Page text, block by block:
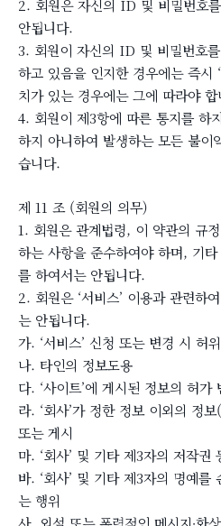
2. 회원은 자신의 ID 및 비밀번호
안됩니다.
3. 회원이 자신의 ID 및 비밀번호
하고 있음을 인지한 경우에는 즉시
치가 있는 경우에는 그에 따라야 합
4. 회원이 제3항에 따른 통지를 하
하지 아니하여 발생하는 모든 불이
습니다.
제 11 조 (회원의 의무)
1. 회원은 관계법령, 이 약관의 규
하는 사항을 준수하여야 하며, 기타
를 하여서는 안됩니다.
2. 회원은 ‘서비스’ 이용과 관련하
는 안됩니다.
가. ‘서비스’ 신청 또는 변경 시 허
나. 타인의 정보도용
다. ‘사이트’에 게시된 정보의 허가
라. ‘회사’가 정한 정보 이외의 정
또는 게시
마. ‘회사’ 및 기타 제3자의 저작권
바. ‘회사’ 및 기타 제3자의 명예를
는 행위